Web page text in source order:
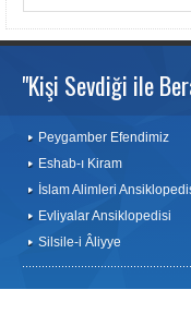
"Kişi Sevdiği ile
Peygamber Efendimiz
Eshab-ı Kiram
İslam Alimleri
Evliyalar Ansiklopedisi
Silsile-i Âliyye